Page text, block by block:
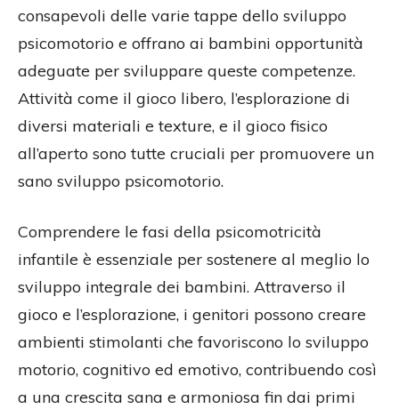
consapevoli delle varie tappe dello sviluppo
psicomotorio e offrano ai bambini opportunità
adeguate per sviluppare queste competenze.
Attività come il gioco libero, l’esplorazione di
diversi materiali e texture, e il gioco fisico
all’aperto sono tutte cruciali per promuovere un
sano sviluppo psicomotorio.
Comprendere le fasi della psicomotricità
infantile è essenziale per sostenere al meglio lo
sviluppo integrale dei bambini. Attraverso il
gioco e l’esplorazione, i genitori possono creare
ambienti stimolanti che favoriscono lo sviluppo
motorio, cognitivo ed emotivo, contribuendo così
a una crescita sana e armoniosa fin dai primi